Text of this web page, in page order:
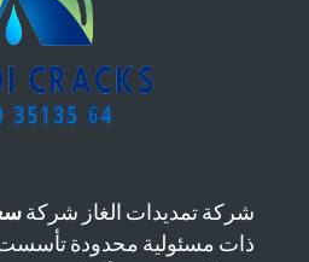
شركة تمديدات الغاز شركة